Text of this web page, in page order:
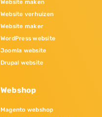
Website maken
Website verhuizen
Website maker
WordPress website
Joomla website
Drupal website
Webshop
Magento webshop